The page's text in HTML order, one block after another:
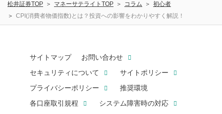
松井証券TOP マネーサテライトTOP コラム
初心者
CPI(消費者物価指数)とは？投資への影響をわかりやすく解説！
サイトマップ
お問い合わせ
セキュリティについて
サイトポリシー
プライバシーポリシー
推奨環境
各口座取引規程
システム障害時の対応